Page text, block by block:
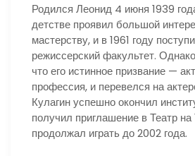
Родился Леонид 4 июня 1939
детстве проявил большой
мастерству, и в 1961 году
режиссерский факультет.
что его истинное призвание —
профессия, и перевелся на
Кулагин успешно окончил
получил приглашение в Театр на
продолжал играть до 2002 года.